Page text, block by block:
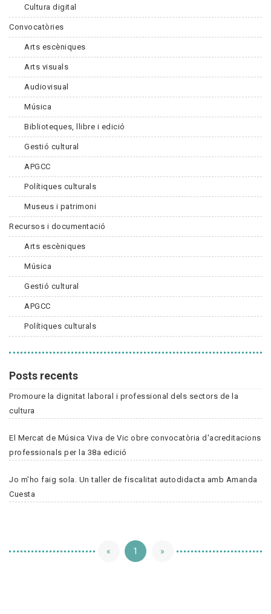
Cultura digital
Convocatòries
Arts escèniques
Arts visuals
Audiovisual
Música
Biblioteques, llibre i edició
Gestió cultural
APGCC
Polítiques culturals
Museus i patrimoni
Recursos i documentació
Arts escèniques
Música
Gestió cultural
APGCC
Polítiques culturals
Posts recents
Promoure la dignitat laboral i professional dels sectors de la
cultura
El Mercat de Música Viva de Vic obre convocatòria d'acreditacions
professionals per la 38a edició
Jo m'ho faig sola. Un taller de fiscalitat autodidacta amb Amanda
Cuesta
« 1 »